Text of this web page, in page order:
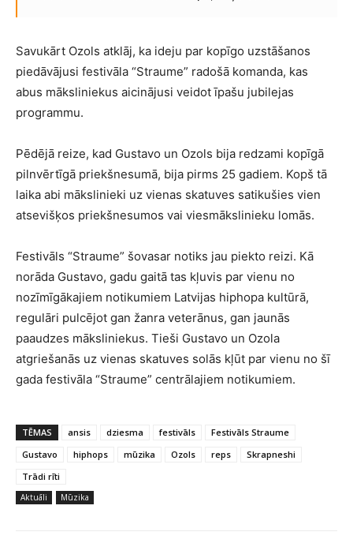
Savukārt Ozols atklāj, ka ideju par kopīgo uzstāšanos
piedāvājusi festivāla “Straume” radošā komanda, kas
abus māksliniekus aicinājusi veidot īpašu jubilejas
programmu.
Pēdējā reize, kad Gustavo un Ozols bija redzami kopīgā
pilnvērtīgā priekšnesumā, bija pirms 25 gadiem. Kopš tā
laika abi mākslinieki uz vienas skatuves satikušies vien
atsevišķos priekšnesumos vai viesmākslinieku lomās.
Festivāls “Straume” šovasar notiks jau piekto reizi. Kā
norāda Gustavo, gadu gaitā tas kļuvis par vienu no
nozīmīgākajiem notikumiem Latvijas hiphopa kultūrā,
regulāri pulcējot gan žanra veterānus, gan jaunās
paaudzes māksliniekus. Tieši Gustavo un Ozola
atgriešanās uz vienas skatuves solās kļūt par vienu no šī
gada festivāla “Straume” centrālajiem notikumiem.
TĒMAS ansis dziesma festivāls
Festivāls Straume
Gustavo
hiphops mūzika Ozols reps
Skrapneshi
Trādi rīti
Aktuāli Mūzika